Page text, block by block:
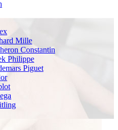
Mille
Constantin
Philippe
Piguet